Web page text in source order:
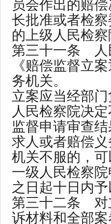
员会作出的赔
长批准或者检
的上级人民检察
第三十一条 人
《赔偿监督立
务机关。
立案应当经部门
人民检察院决
监督申请审查
求人或者赔偿
机关不服的，
一级人民检察
之日起十日内予
第三十二条 对
诉材料和全部案